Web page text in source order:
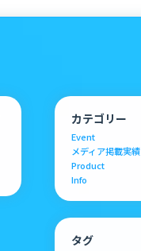
カテゴリー
Event
メディア掲載実績
Product
Info
タグ